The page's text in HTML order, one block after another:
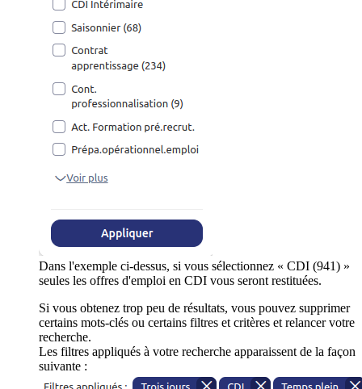
Dans l'exemple ci-dessus, si vous sélectionnez « CDI (941) »
seules les offres d'emploi en CDI vous seront restituées.
Si vous obtenez trop peu de résultats, vous pouvez supprimer
certains mots-clés ou certains filtres et critères et relancer votre
recherche.
Les filtres appliqués à votre recherche apparaissent de la façon
suivante :